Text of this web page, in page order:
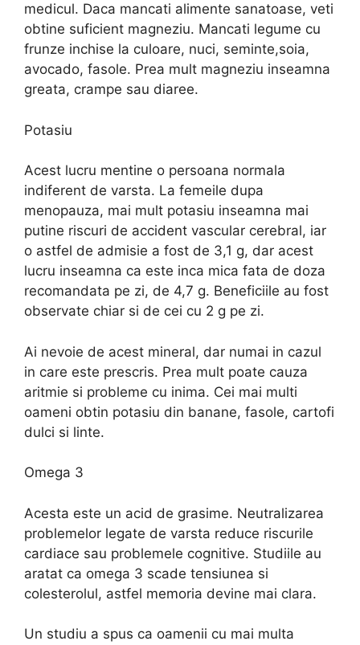
medicul. Daca mancati alimente sanatoase, veti
obtine suficient magneziu. Mancati legume cu
frunze inchise la culoare, nuci, seminte,soia,
avocado, fasole. Prea mult magneziu inseamna
greata, crampe sau diaree.
Potasiu
Acest lucru mentine o persoana normala
indiferent de varsta. La femeile dupa
menopauza, mai mult potasiu inseamna mai
putine riscuri de accident vascular cerebral, iar
o astfel de admisie a fost de 3,1 g, dar acest
lucru inseamna ca este inca mica fata de doza
recomandata pe zi, de 4,7 g. Beneficiile au fost
observate chiar si de cei cu 2 g pe zi.
Ai nevoie de acest mineral, dar numai in cazul
in care este prescris. Prea mult poate cauza
aritmie si probleme cu inima. Cei mai multi
oameni obtin potasiu din banane, fasole, cartofi
dulci si linte.
Omega 3
Acesta este un acid de grasime. Neutralizarea
problemelor legate de varsta reduce riscurile
cardiace sau problemele cognitive. Studiile au
aratat ca omega 3 scade tensiunea si
colesterolul, astfel memoria devine mai clara.
Un studiu a spus ca oamenii cu mai multa